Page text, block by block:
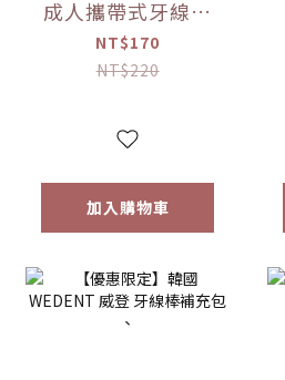
成人攜帶式牙線棒
(直式)(顏色隨機)
【優惠限定】
NT$170
NT$220
加入購物車